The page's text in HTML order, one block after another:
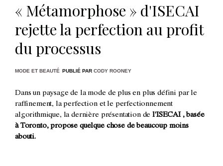
« Métamorphose » d'ISECAI
rejette la perfection au profit
du processus
MODE ET BEAUTÉ PUBLIÉ PAR CODY ROONEY
Dans un paysage de la mode de plus en plus défini par le
raffinement, la perfection et le perfectionnement
algorithmique, la dernière présentation del'ISECAI , basée
à Toronto, propose quelque chose de beaucoup moins
abouti.